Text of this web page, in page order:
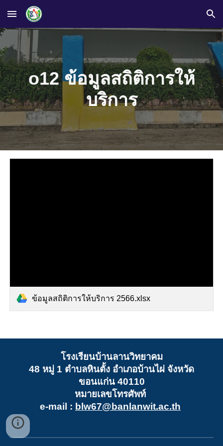
Skip to main content Skip to navigation
o12 ข้อมูลสถิติการให้
บริการ
ข้อมูลสถิติการให้บริการ 2566.xlsx
โรงเรียนบ้านลานวิทยาคม
48 หมู่ 1 ตำบลหินตั้ง อำเภอบ้านไผ่ จังหวัด
ขอนแก่น 40110
หมายเลขโทรศัพท์
e-mail : blw67@banlanwit.ac.th